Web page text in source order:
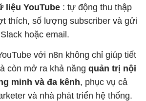
liệu YouTube : tự động thu thập
thích, số lượng subscriber và gửi
hoặc email.
với n8n không chỉ giúp tiết
còn mở ra khả năng quản trị nội
minh và đa kênh, phục vụ cả
và nhà phát triển hệ thống.